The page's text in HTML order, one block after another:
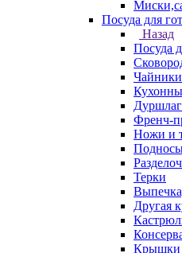
Посуда для
Назад
Посуда
Чайники
Френч-
Ножи и
Терки
Другая
Крышки